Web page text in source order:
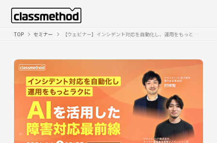
TOP セミナー 【ウェビナー】インシデント対応を自動化し、運用をもっとラクに ｜AIを活用した障害対応最前線